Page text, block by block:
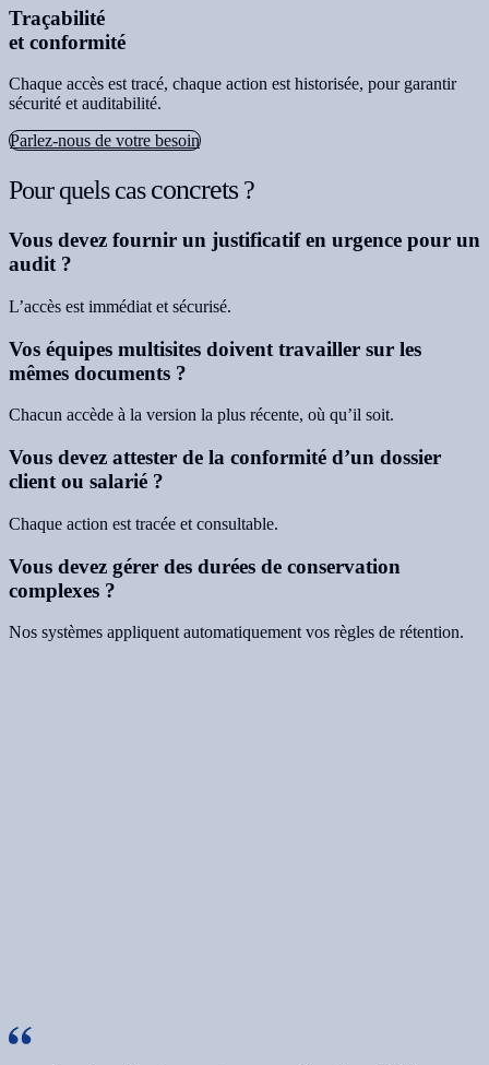
Traçabilité
et conformité
Chaque accès est tracé, chaque action est historisée, pour garantir
sécurité et auditabilité.
Parlez-nous de votre besoin
Pour quels casconcrets?
Vous devez fournir un justificatif en urgence pour un
audit ?
L’accès est immédiat et sécurisé.
Vos équipes multisites doivent travailler sur les
mêmes documents ?
Chacun accède à la version la plus récente, où qu’il soit.
Vous devez attester de la conformité d’un dossier
client ou salarié ?
Chaque action est tracée et consultable.
Vous devez gérer des durées de conservation
complexes ?
Nos systèmes appliquent automatiquement vos règles de rétention.